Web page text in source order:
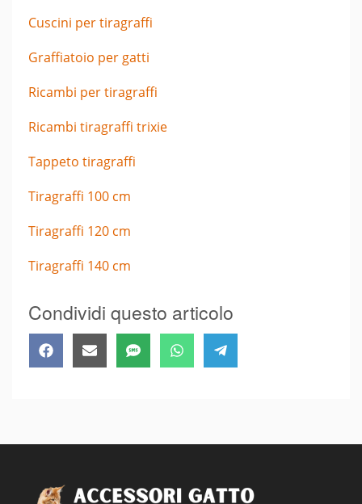
Cuscini per tiragraffi
Graffiatoio per gatti
Ricambi per tiragraffi
Ricambi tiragraffi trixie
Tappeto tiragraffi
Tiragraffi 100 cm
Tiragraffi 120 cm
Tiragraffi 140 cm
Condividi questo articolo
Share
on
FacebookShare
on
Email Share
on
SMS Share
on
WhatsAppShare
on